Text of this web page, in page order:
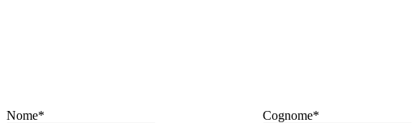
Nome* Cognome*